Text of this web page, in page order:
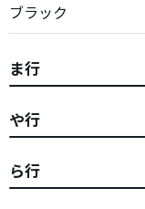
ブラック
ま行
や行
ら行